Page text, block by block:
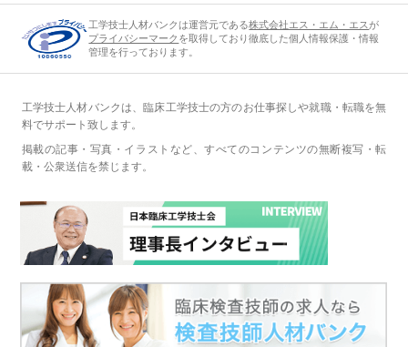
工学技士人材バンクは運営元である株式会社エス・エム・エスが
プライバシーマーク を取得しており徹底した個人情報保護・情報
管理を行っております。
工学技士人材バンクは、臨床工学技士の方のお仕事探しや就職・転職を無
料でサポート致します。
掲載の記事・写真・イラストなど、すべてのコンテンツの無断複写・転
載・公衆送信を禁じます。